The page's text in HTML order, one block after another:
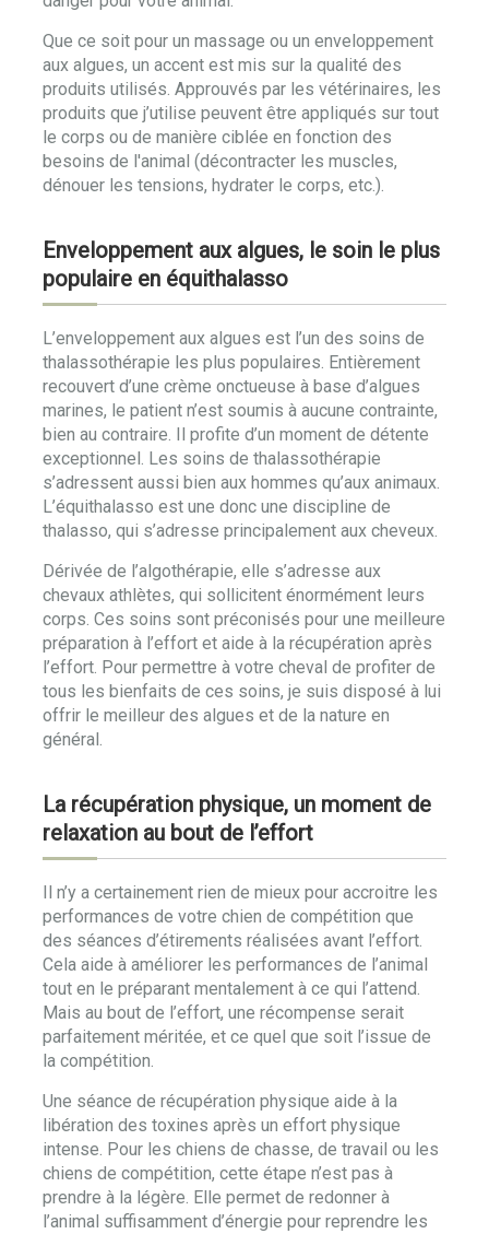
Que ce soit pour un massage ou un enveloppement
aux algues, un accent est mis sur la qualité des
produits utilisés. Approuvés par les vétérinaires, les
produits que j’utilise peuvent être appliqués sur tout
le corps ou de manière ciblée en fonction des
besoins de l'animal (décontracter les muscles,
dénouer les tensions, hydrater le corps, etc.).
Enveloppement aux algues, le soin le plus
populaire en équithalasso
L’enveloppement aux algues est l’un des soins de
thalassothérapie les plus populaires. Entièrement
recouvert d’une crème onctueuse à base d’algues
marines, le patient n’est soumis à aucune contrainte,
bien au contraire. Il profite d’un moment de détente
exceptionnel. Les soins de thalassothérapie
s’adressent aussi bien aux hommes qu’aux animaux.
L’équithalasso est une donc une discipline de
thalasso, qui s’adresse principalement aux cheveux.
Dérivée de l’algothérapie, elle s’adresse aux
chevaux athlètes, qui sollicitent énormément leurs
corps. Ces soins sont préconisés pour une meilleure
préparation à l’effort et aide à la récupération après
l’effort. Pour permettre à votre cheval de profiter de
tous les bienfaits de ces soins, je suis disposé à lui
offrir le meilleur des algues et de la nature en
général.
La récupération physique, un moment de
relaxation au bout de l’effort
Il n’y a certainement rien de mieux pour accroitre les
performances de votre chien de compétition que
des séances d’étirements réalisées avant l’effort.
Cela aide à améliorer les performances de l’animal
tout en le préparant mentalement à ce qui l’attend.
Mais au bout de l’effort, une récompense serait
parfaitement méritée, et ce quel que soit l’issue de
la compétition.
Une séance de récupération physique aide à la
libération des toxines après un effort physique
intense. Pour les chiens de chasse, de travail ou les
chiens de compétition, cette étape n’est pas à
prendre à la légère. Elle permet de redonner à
l’animal suffisamment d’énergie pour reprendre les